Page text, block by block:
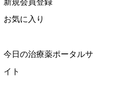
お気に入り
今日の治療薬ポータルサ
イト